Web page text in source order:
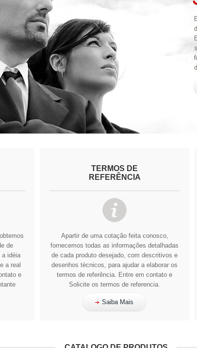
de
a idéia
a real
e
TERMOS DE
REFERÊNCIA
Apartir de uma cotação feita conosco,
fornecemos todas as informações detalhadas
de cada produto desejado, com descritivos e
desenhos técnicos, para ajudar a elaborar os
termos de referência. Entre em contato e
Solicite os termos de referencia.
Saiba Mais